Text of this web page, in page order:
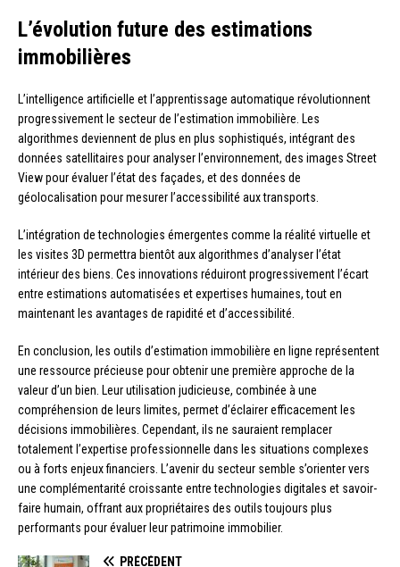
L’évolution future des estimations
immobilières
L’intelligence artificielle et l’apprentissage automatique révolutionnent
progressivement le secteur de l’estimation immobilière. Les
algorithmes deviennent de plus en plus sophistiqués, intégrant des
données satellitaires pour analyser l’environnement, des images Street
View pour évaluer l’état des façades, et des données de
géolocalisation pour mesurer l’accessibilité aux transports.
L’intégration de technologies émergentes comme la réalité virtuelle et
les visites 3D permettra bientôt aux algorithmes d’analyser l’état
intérieur des biens. Ces innovations réduiront progressivement l’écart
entre estimations automatisées et expertises humaines, tout en
maintenant les avantages de rapidité et d’accessibilité.
En conclusion, les outils d’estimation immobilière en ligne représentent
une ressource précieuse pour obtenir une première approche de la
valeur d’un bien. Leur utilisation judicieuse, combinée à une
compréhension de leurs limites, permet d’éclairer efficacement les
décisions immobilières. Cependant, ils ne sauraient remplacer
totalement l’expertise professionnelle dans les situations complexes
ou à forts enjeux financiers. L’avenir du secteur semble s’orienter vers
une complémentarité croissante entre technologies digitales et savoir-
faire humain, offrant aux propriétaires des outils toujours plus
performants pour évaluer leur patrimoine immobilier.
PRÉCÉDENT